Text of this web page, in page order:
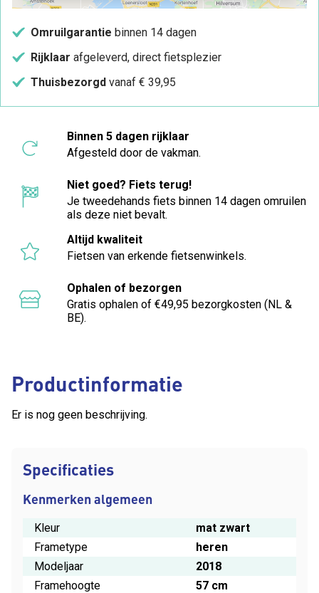
Productinformatie
Er is nog geen beschrijving.
Specificaties
Kenmerken algemeen
Kleur
mat zwart
Frametype
heren
Modeljaar
2018
Framehoogte
57 cm
Omruilgarantie binnen 14 dagen
Rijklaar afgeleverd, direct fietsplezier
Thuisbezorgd vanaf € 39,95
Binnen 5 dagen rijklaar
Afgesteld door de vakman.
Niet goed? Fiets terug!
Je tweedehands fiets binnen 14 dagen omruilen
als deze niet bevalt.
Altijd kwaliteit
Fietsen van erkende fietsenwinkels.
Ophalen of bezorgen
Gratis ophalen of €49,95 bezorgkosten (NL &
BE).